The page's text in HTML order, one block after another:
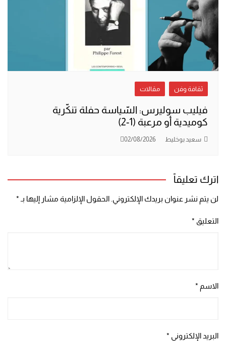
ثقافة وفن مقالات
فيليب سوليرس: السّياسة حفلة تنكّرية
كوميدية أو مرعبة (1-2)
سعيد بوخليط 02/08/2026
اترك تعليقاً
لن يتم نشر عنوان بريدك الإلكتروني. الحقول الإلزامية مشار إليها بـ *
التعليق *
الاسم *
البريد الإلكتروني *